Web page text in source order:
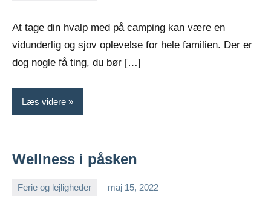
At tage din hvalp med på camping kan være en
vidunderlig og sjov oplevelse for hele familien. Der er
dog nogle få ting, du bør […]
Læs videre
Wellness i påsken
Ferie og lejligheder maj 15, 2022